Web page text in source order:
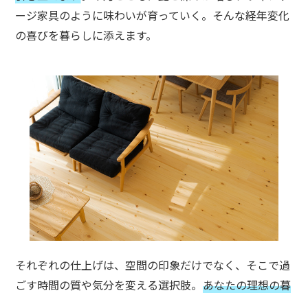
ージ家具のように味わいが育っていく。 そんな経年変化
の喜びを暮らしに添えます。
それぞれの仕上げは、空間の印象だけでなく、そこで過
ごす時間の質や気分を変える選択肢。 あなたの理想の暮